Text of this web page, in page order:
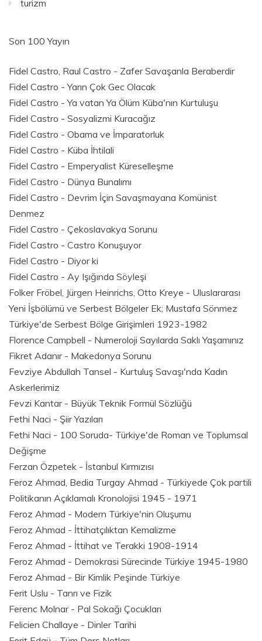
turizm
Son 100 Yayın
Fidel Castro, Raul Castro - Zafer Savaşanla Beraberdir
Fidel Castro - Yarın Çok Gec Olacak
Fidel Castro - Ya vatan Ya Ölüm Küba'nın Kurtuluşu
Fidel Castro - Sosyalizmi Kuracağız
Fidel Castro - Obama ve İmparatorluk
Fidel Castro - Küba İhtilali
Fidel Castro - Emperyalist Küreselleşme
Fidel Castro - Dünya Bunalımı
Fidel Castro - Devrim İçin Savaşmayana Komünist
Denmez
Fidel Castro - Çekoslavakya Sorunu
Fidel Castro - Castro Konuşuyor
Fidel Castro - Diyor ki
Fidel Castro - Ay Işığında Söyleşi
Folker Fröbel, Jürgen Heinrichs, Otto Kreye - Uluslararası
Yeni İşbölümü ve Serbest Bölgeler Ek; Mustafa Sönmez
Türkiye'de Serbest Bölge Girişimleri 1923-1982
Florence Campbell - Numeroloji Sayılarda Saklı Yaşamınız
Fikret Adanır - Makedonya Sorunu
Fevziye Abdullah Tansel - Kurtuluş Savaşı'nda Kadın
Askerlerimiz
Fevzi Kantar - Büyük Teknik Formül Sözlüğü
Fethi Naci - Şiir Yazıları
Fethi Naci - 100 Soruda- Türkiye'de Roman ve Toplumsal
Değişme
Ferzan Özpetek - İstanbul Kırmızısı
Feroz Ahmad, Bedia Turgay Ahmad - Türkiyede Çok partili
Politikanın Açıklamalı Kronolojisi 1945 - 1971
Feroz Ahmad - Modern Türkiye'nin Oluşumu
Feroz Ahmad - İttihatçılıktan Kemalizme
Feroz Ahmad - İttihat ve Terakki 1908-1914
Feroz Ahmad - Demokrasi Sürecinde Türkiye 1945-1980
Feroz Ahmad - Bir Kimlik Peşinde Türkiye
Ferit Uslu - Tanrı ve Fizik
Ferenc Molnar - Pal Sokağı Çocukları
Felicien Challaye - Dinler Tarihi